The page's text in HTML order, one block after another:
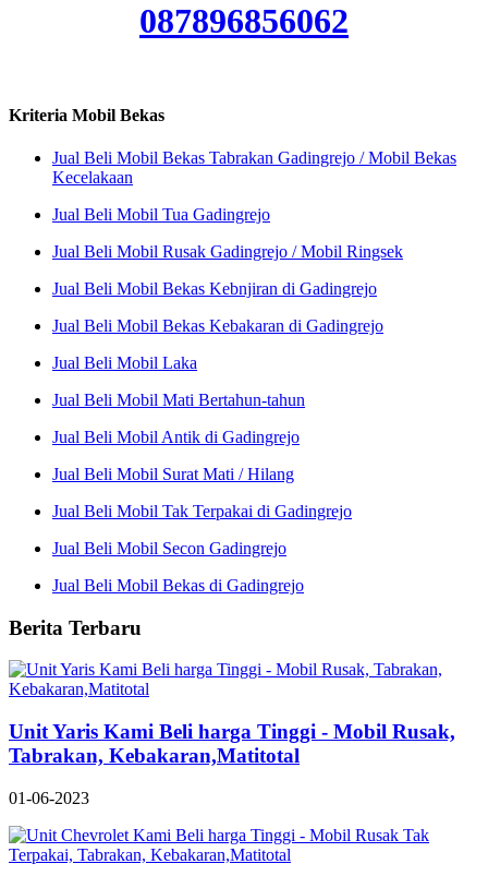
087896856062
Kriteria Mobil Bekas
Jual Beli Mobil Bekas Tabrakan Gadingrejo / Mobil Bekas
Kecelakaan
Jual Beli Mobil Tua Gadingrejo
Jual Beli Mobil Rusak Gadingrejo / Mobil Ringsek
Jual Beli Mobil Bekas Kebnjiran di Gadingrejo
Jual Beli Mobil Bekas Kebakaran di Gadingrejo
Jual Beli Mobil Laka
Jual Beli Mobil Mati Bertahun-tahun
Jual Beli Mobil Antik di Gadingrejo
Jual Beli Mobil Surat Mati / Hilang
Jual Beli Mobil Tak Terpakai di Gadingrejo
Jual Beli Mobil Secon Gadingrejo
Jual Beli Mobil Bekas di Gadingrejo
Berita Terbaru
Unit Yaris Kami Beli harga Tinggi - Mobil Rusak,
Tabrakan, Kebakaran,Matitotal
01-06-2023